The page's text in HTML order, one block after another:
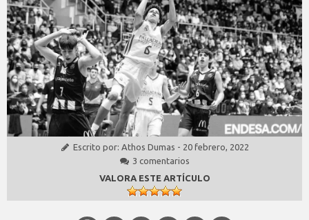
Escrito por: Athos Dumas - 20 febrero, 2022
3 comentarios
VALORA ESTE ARTÍCULO